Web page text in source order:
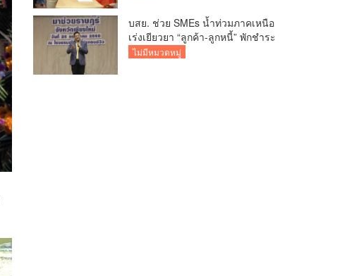
บสย. ช่วย SMEs น้ำท่วมภาคเหนือ
เร่งเยียวยา “ลูกค้า-ลูกหนี้” พักชำระ
ค่าธรรมเนียม-ค่างวด
ไม่มีหมวดหมู่